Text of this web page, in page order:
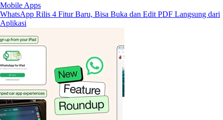
Mobile Apps
WhatsApp Rilis 4 Fitur Baru, Bisa Buka dan Edit PDF Langsung dari
Aplikasi